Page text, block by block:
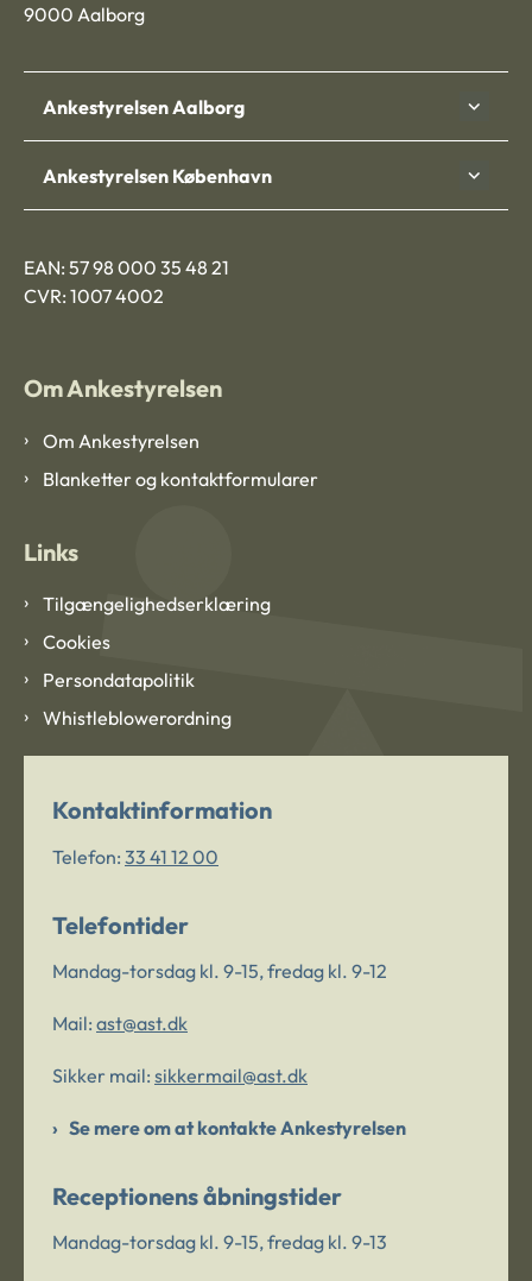
9000 Aalborg
Ankestyrelsen Aalborg
Ankestyrelsen København
EAN: 57 98 000 35 48 21
CVR: 1007 4002
Om Ankestyrelsen
Om Ankestyrelsen
Blanketter og kontaktformularer
Links
Tilgængelighedserklæring
Cookies
Persondatapolitik
Whistleblowerordning
Kontaktinformation
Telefon: 33 41 12 00
Telefontider
Mandag-torsdag kl. 9-15, fredag kl. 9-12
Mail: ast@ast.dk
Sikker mail: sikkermail@ast.dk
Se mere om at kontakte Ankestyrelsen
Receptionens åbningstider
Mandag-torsdag kl. 9-15, fredag kl. 9-13